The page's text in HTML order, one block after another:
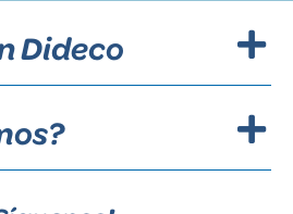
Dideco